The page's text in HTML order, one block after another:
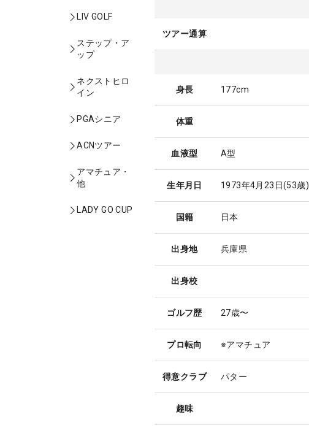
LIV GOLF
ステップ・ア
ップ
ネクストヒロ
イン
PGAシニア
ACNツアー
アマチュア・
他
LADY GO CUP
ツアー通算
身長 177cm
体重
血液型 A型
生年月日 1973年4月23日(53歳)
国籍 日本
出身地 兵庫県
出身校
ゴルフ歴 27歳〜
プロ転向 ※アマチュア
得意クラブ パター
趣味